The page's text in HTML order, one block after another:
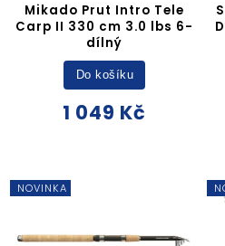
Mikado Prut Intro Tele
Carp II 330 cm 3.0 lbs 6-
dílný
1 049 Kč
Do košíku
NOVINKA